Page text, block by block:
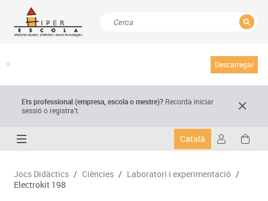
Descarregar
Ets professional (empresa,escola o mestre)? Recorda iniciar
sessió o registra't.
Català
Jocs Didàctics / Ciències / Laboratori i experimentació /
Electrokit 198